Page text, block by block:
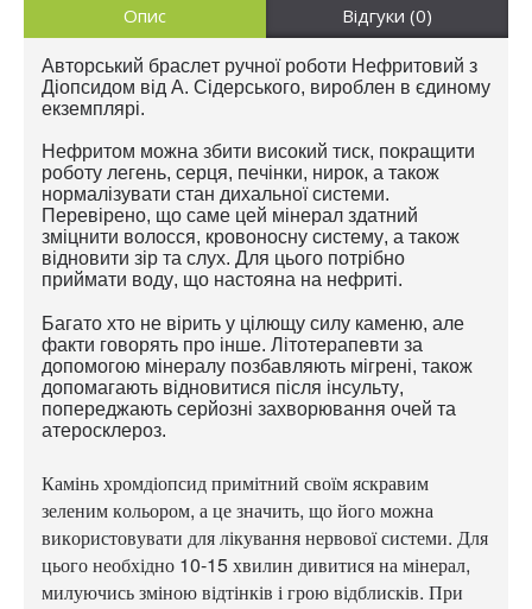
Опис Відгуки (0)
Авторський браслет ручної роботи Нефритовий з
Діопсидом від А. Сідерського, вироблен в єдиному
екземплярі.
Нефритом можна збити високий тиск, покращити
роботу легень, серця, печінки, нирок, а також
нормалізувати стан дихальної системи.
Перевірено, що саме цей мінерал здатний
зміцнити волосся, кровоносну систему, а також
відновити зір та слух. Для цього потрібно
приймати воду, що настояна на нефриті.
Багато хто не вірить у цілющу силу каменю, але
факти говорять про інше. Літотерапевти за
допомогою мінералу позбавляють мігрені, також
допомагають відновитися після інсульту,
попереджають серйозні захворювання очей та
атеросклероз.
Камінь хромдіопсид примітний своїм яскравим
зеленим кольором, а це значить, що його можна
використовувати для лікування нервової системи. Для
цього необхідно 10-15 хвилин дивитися на мінерал,
милуючись зміною відтінків і грою відблисків. При